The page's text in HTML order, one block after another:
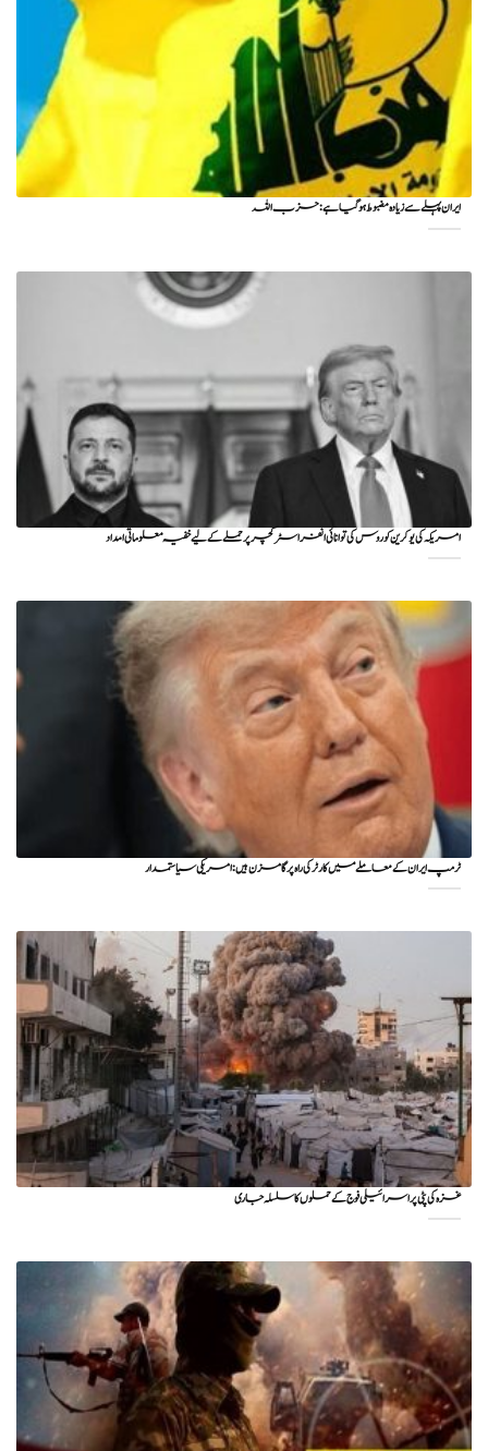
ایران پہلے سے زیادہ مضبوط ہو گیا ہے: حزب اللہ
امریکہ کی یوکرین کو روس کی توانائی انفراسٹرکچر پر حملے کے لیے خفیہ معلوماتی امداد
ٹرمپ ایران کے معاملے میں کارٹر کی راہ پر گامزن ہیں: امریکی سیاستمدار
غزہ کی پٹی پر اسرائیلی فوج کے حملوں کا سلسلہ جاری